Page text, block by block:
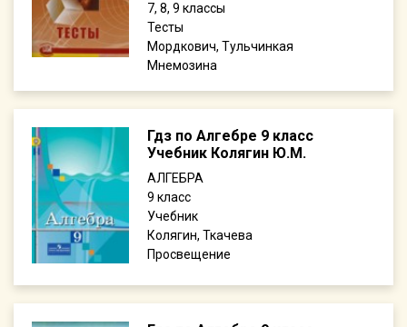
7, 8, 9
Тесты
Мордкович, Тульчинкая
Мнемозина
Гдз по Алгебре 9 класс
Учебник Колягин Ю.М.
АЛГЕБРА
9
Учебник
Колягин, Ткачева
Просвещение